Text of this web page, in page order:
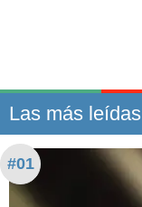
Las más leídas
#01